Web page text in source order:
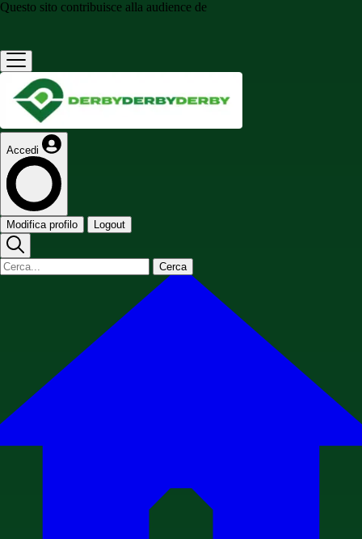
Questo sito contribuisce alla audience de
Accedi
Modifica profilo Logout
Cerca